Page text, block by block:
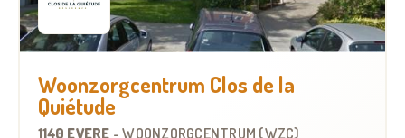
Woonzorgcentrum Clos de la
Quiétude
1140 EVERE -WOONZORGCENTRUM (WZC)